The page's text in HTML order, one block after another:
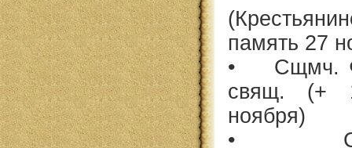
память 27
• Сщмч.
свящ. (+
ноября)
•